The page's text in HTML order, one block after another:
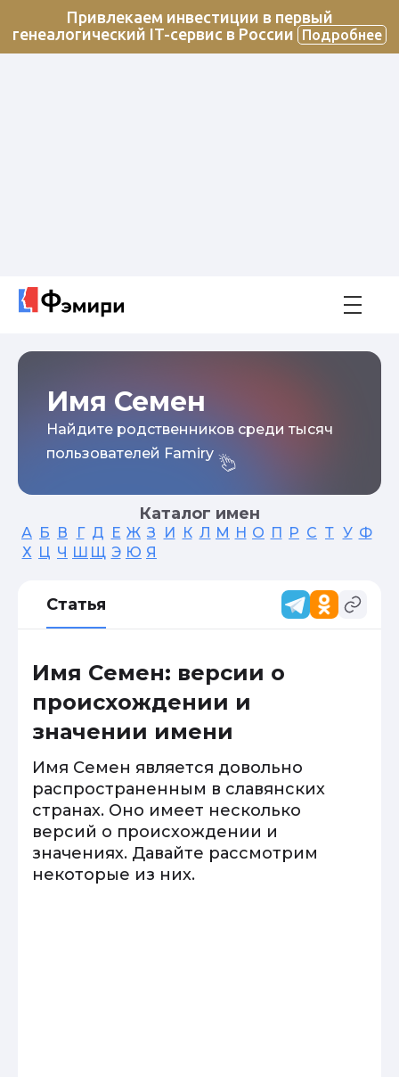
Привлекаем инвестиции в первый
генеалогический IT-сервис в России
Подробнее
Имя Семен
Найдите родственников среди тысяч
пользователей Famiry
Каталог имен
А Б В Г Д Е Ж З И К Л М Н О П Р С Т У Ф
Х Ц Ч Ш Щ Э Ю Я
Статья
Имя Семен: версии о
происхождении и
значении имени
Имя Семен является довольно
распространенным в славянских
странах. Оно имеет несколько
версий о происхождении и
значениях. Давайте рассмотрим
некоторые из них.